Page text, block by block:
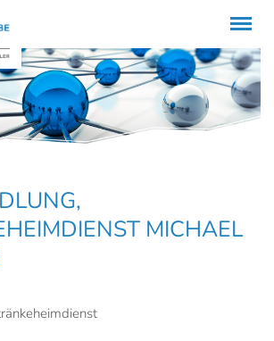
Menü
MICHAEL